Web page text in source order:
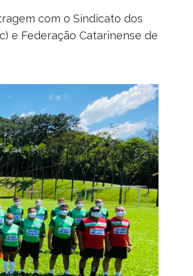
com o Sindicato dos
e Federação Catarinense de